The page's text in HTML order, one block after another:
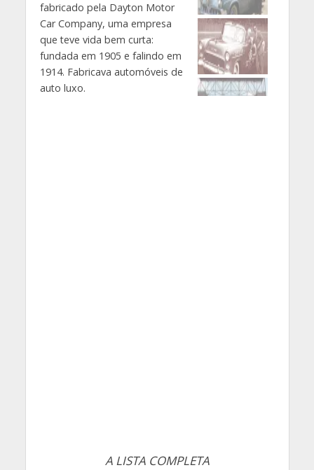
fabricado pela Dayton Motor
Car Company, uma empresa
que teve vida bem curta:
fundada em 1905 e falindo em
1914. Fabricava automóveis de
auto luxo.
A LISTA COMPLETA